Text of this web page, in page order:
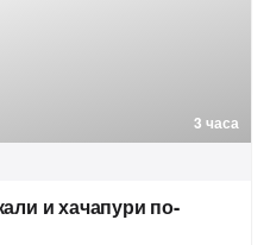
3 часа
и хачапури по-